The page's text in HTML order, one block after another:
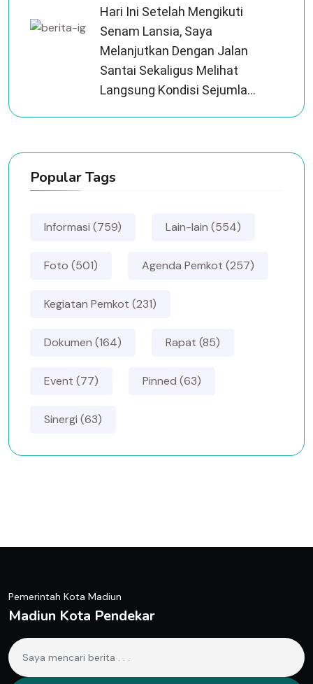
Hari Ini Setelah Mengikuti
Senam Lansia, Saya
Melanjutkan Dengan Jalan
Santai Sekaligus Melihat
Langsung Kondisi Sejumla...
Popular Tags
Informasi (759) Lain-lain (554)
Foto (501) Agenda Pemkot (257)
Kegiatan Pemkot (231)
Dokumen (164) Rapat (85)
Event (77) Pinned (63)
Sinergi (63)
Pemerintah Kota Madiun
Madiun Kota Pendekar